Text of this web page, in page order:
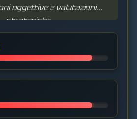
oggettive e valutazioni
strategiche.